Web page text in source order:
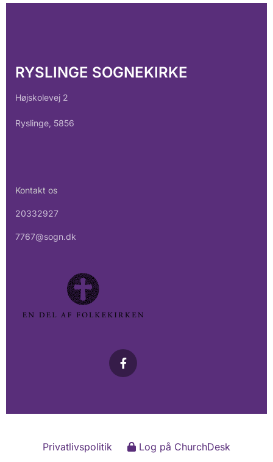
RYSLINGE SOGNEKIRKE
Højskolevej 2
Ryslinge, 5856
Kontakt os
20332927
7767@sogn.dk
Privatlivspolitik Log på ChurchDesk